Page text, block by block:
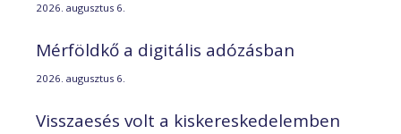
2026. augusztus 6.
Mérföldkő a digitális adózásban
2026. augusztus 6.
Visszaesés volt a kiskereskedelemben